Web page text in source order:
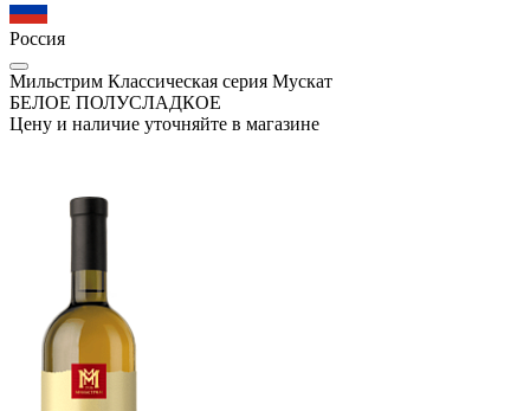
Россия
Мильстрим Классическая серия Мускат
БЕЛОЕ ПОЛУСЛАДКОЕ
Цену и наличие уточняйте в магазине